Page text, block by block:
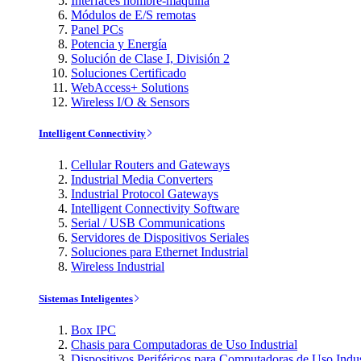
Módulos de E/S remotas
Panel PCs
Potencia y Energía
Solución de Clase I, División 2
Soluciones Certificado
WebAccess+ Solutions
Wireless I/O & Sensors
Intelligent Connectivity
Cellular Routers and Gateways
Industrial Media Converters
Industrial Protocol Gateways
Intelligent Connectivity Software
Serial / USB Communications
Servidores de Dispositivos Seriales
Soluciones para Ethernet Industrial
Wireless Industrial
Sistemas Inteligentes
Box IPC
Chasis para Computadoras de Uso Industrial